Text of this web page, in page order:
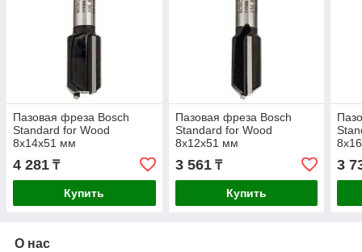
Пазовая фреза Bosch
Standard for Wood
8x14x51 мм
4 281 ₸
Купить
Пазовая фреза Bosch
Standard for Wood
8x12x51 мм
3 561₸
Купить
3
О нас